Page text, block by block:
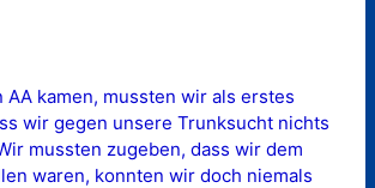
AA kamen, mussten wir als erstes
wir gegen unsere Trunksucht nichts
mussten zugeben, dass wir dem
waren, konnten wir doch niemals